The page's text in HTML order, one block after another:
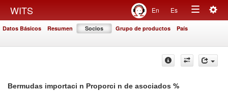
WITS En Es
Toggle
Datos Básicos Resumen Socios Grupo de productos País
Bermudas importaci n Proporci n de asociados %